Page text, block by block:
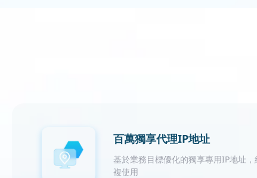
百萬獨享代理IP地址
基於業務目標優化的獨享專用IP地址
複使用